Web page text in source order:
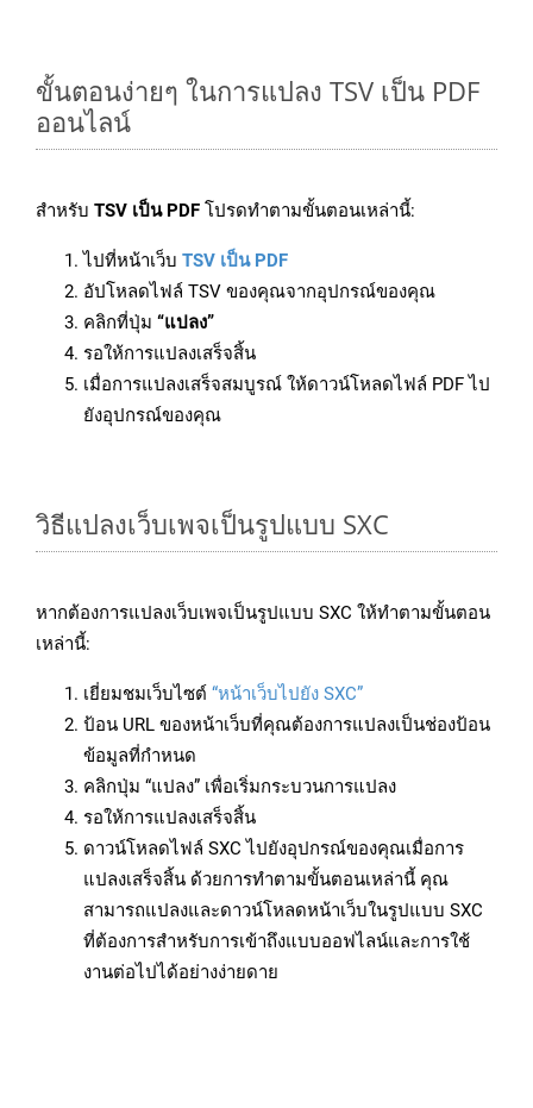
ขั้นตอนง่ายๆ ในการแปลง TSV เป็น PDF
ออนไลน์
สำหรับ TSV เป็น PDF โปรดทำตามขั้นตอนเหล่านี้:
ไปที่หน้าเว็บ TSV เป็น PDF
อัปโหลดไฟล์ TSV ของคุณจากอุปกรณ์ของคุณ
คลิกที่ปุ่ม “แปลง”
รอให้การแปลงเสร็จสิ้น
เมื่อการแปลงเสร็จสมบูรณ์ ให้ดาวน์โหลดไฟล์ PDF ไป
ยังอุปกรณ์ของคุณ
วิธีแปลงเว็บเพจเป็นรูปแบบ SXC
หากต้องการแปลงเว็บเพจเป็นรูปแบบ SXC ให้ทำตามขั้นตอน
เหล่านี้:
เยี่ยมชมเว็บไซต์ “หน้าเว็บไปยัง SXC”
ป้อน URL ของหน้าเว็บที่คุณต้องการแปลงเป็นช่องป้อน
ข้อมูลที่กำหนด
คลิกปุ่ม “แปลง” เพื่อเริ่มกระบวนการแปลง
รอให้การแปลงเสร็จสิ้น
ดาวน์โหลดไฟล์ SXC ไปยังอุปกรณ์ของคุณเมื่อการ
แปลงเสร็จสิ้น ด้วยการทำตามขั้นตอนเหล่านี้ คุณ
สามารถแปลงและดาวน์โหลดหน้าเว็บในรูปแบบ SXC
ที่ต้องการสำหรับการเข้าถึงแบบออฟไลน์และการใช้
งานต่อไปได้อย่างง่ายดาย